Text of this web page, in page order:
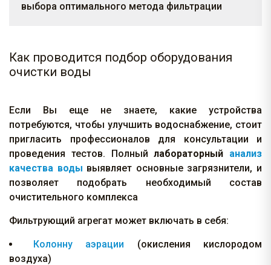
выбора оптимального метода фильтрации
Как проводится подбор оборудования
очистки воды
Если Вы еще не знаете, какие устройства
потребуются, чтобы улучшить водоснабжение, стоит
пригласить профессионалов для консультации и
проведения тестов. Полныйлабораторный анализ
качества воды выявляет основные загрязнители, и
позволяет подобрать необходимый состав
очистительного комплекса
Фильтрующий агрегат может включать в себя:
Колонну аэрации (окисления кислородом
воздуха)